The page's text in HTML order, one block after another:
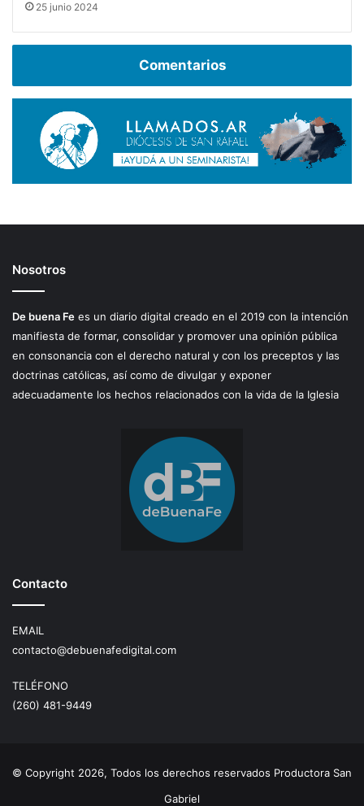
25 junio 2024
Comentarios
Nosotros
De buena Fe es un diario digital creado en el 2019 con la intención
manifiesta de formar, consolidar y promover una opinión pública
en consonancia con el derecho natural y con los preceptos y las
doctrinas católicas, así como de divulgar y exponer
adecuadamente los hechos relacionados con la vida de la Iglesia
Contacto
EMAIL
contacto@debuenafedigital.com
TELÉFONO
(260) 481-9449
© Copyright 2026, Todos los derechos reservados Productora San
Gabriel